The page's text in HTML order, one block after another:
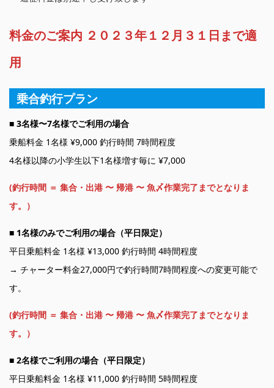
料金のご案内 ２０２３年１２月３１日まで適
用
乗合釣行プラン
■ 3名様〜7名様でご利用の場合
乗船料金 1名様 ¥9,000 釣行時間 7時間程度
4名様以降の小学生以下1名様増す毎に ¥7,000
(釣行時間 ＝ 集合・出港 〜 帰港 〜 魚〆作業完了までとなりま
す。）
■ 1名様のみでご利用の場合（平日限定）
平日乗船料金 1名様 ¥13,000 釣行時間 4時間程度
→ チャーター料金27,000円で釣行時間7時間程度への変更可能で
す。
(釣行時間 ＝ 集合・出港 〜 帰港 〜 魚〆作業完了までとなりま
す。）
■ 2名様でご利用の場合（平日限定）
平日乗船料金 1名様 ¥11,000 釣行時間 5時間程度